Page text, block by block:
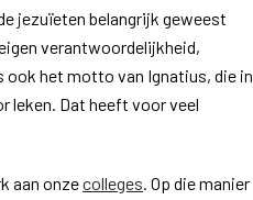
jezuïeten belangrijk geweest
verantwoordelijkheid,
ook het motto van Ignatius, die in
leken. Dat heeft voor veel
aan onzecolleges. Op die manier